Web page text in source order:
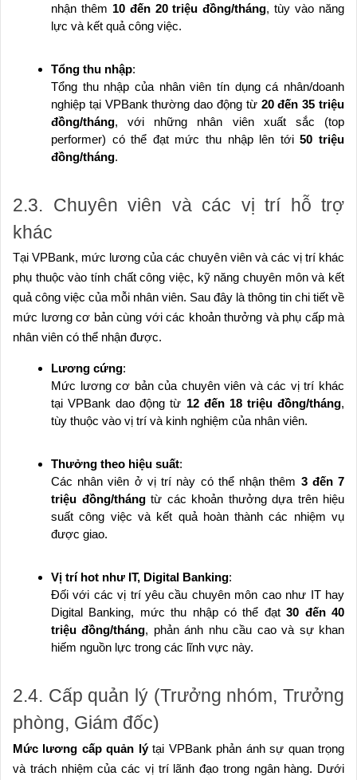
nhận thêm 10 đến 20 triệu đồng/tháng, tùy vào năng
lực và kết quả công việc.
Tổng thu nhập:
Tổng thu nhập của nhân viên tín dụng cá nhân/doanh
nghiệp tại VPBank thường dao động từ 20 đến 35 triệu
đồng/tháng, với những nhân viên xuất sắc (top
performer) có thể đạt mức thu nhập lên tới50 triệu
đồng/tháng.
2.3. Chuyên viên và các vị trí hỗ trợ
khác
Tại VPBank, mức lương của các chuyên viên và các vị trí khác
phụ thuộc vào tính chất công việc, kỹ năng chuyên môn và kết
quả công việc của mỗi nhân viên. Sau đây là thông tin chi tiết về
mức lương cơ bản cùng với các khoản thưởng và phụ cấp mà
nhân viên có thể nhận được.
Lương cứng:
Mức lương cơ bản của chuyên viên và các vị trí khác
tại VPBank dao động từ 12 đến 18 triệu đồng/tháng,
tùy thuộc vào vị trí và kinh nghiệm của nhân viên.
Thưởng theo hiệu suất:
Các nhân viên ở vị trí này có thể nhận thêm 3 đến 7
triệu đồng/thángtừ các khoản thưởng dựa trên hiệu
suất công việc và kết quả hoàn thành các nhiệm vụ
được giao.
Vị trí hot như IT, Digital Banking:
Đối với các vị trí yêu cầu chuyên môn cao như IT hay
Digital Banking, mức thu nhập có thể đạt30 đến 40
triệu đồng/tháng, phản ánh nhu cầu cao và sự khan
hiếm nguồn lực trong các lĩnh vực này.
2.4. Cấp quản lý (Trưởng nhóm, Trưởng
phòng, Giám đốc)
Mức lương cấp quản lýtại VPBank phản ánh sự quan trọng
và trách nhiệm của các vị trí lãnh đạo trong ngân hàng. Dưới